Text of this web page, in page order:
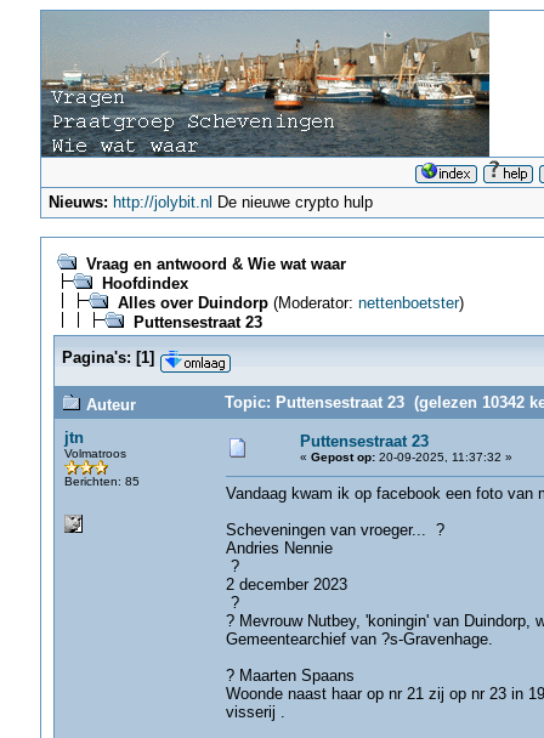
Nieuws: http://jolybit.nl De nieuwe crypto hulp
Vraag en antwoord & Wie wat waar
Hoofdindex
Alles over Duindorp(Moderator: nettenboetster)
Puttensestraat 23
Pagina's: [1]
Auteur
Topic: Puttensestraat 23 (gelezen 10342
jtn
Volmatroos
Berichten: 85
Puttensestraat 23
« Gepost op:20-09-2025, 11:37:32 »
Vandaag kwam ik op facebook een foto van
Scheveningen van vroeger... ?
Andries Nennie
?
2 december 2023
?
? Mevrouw Nutbey, 'koningin' van Duindorp,
Gemeentearchief van ?s-Gravenhage.
? Maarten Spaans
Woonde naast haar op nr 21 zij op nr 23 in
visserij .